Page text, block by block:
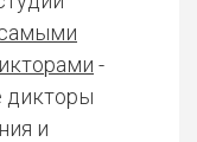
-
дикторы
и